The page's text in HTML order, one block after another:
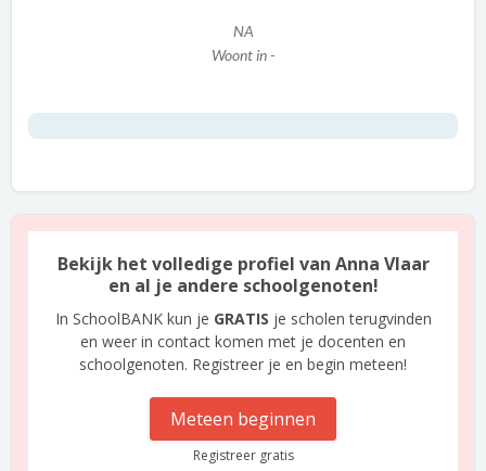
NA
Woont in -
Bekijk het volledige profiel van Anna Vlaar
en al je andere schoolgenoten!
In SchoolBANK kun je GRATIS je scholen terugvinden
en weer in contact komen met je docenten en
schoolgenoten. Registreer je en begin meteen!
Meteen beginnen
Registreer gratis